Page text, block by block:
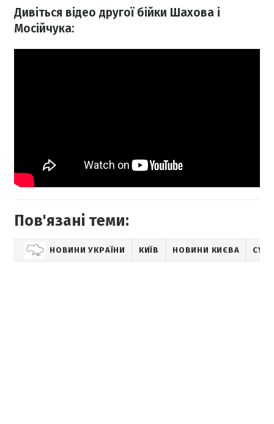
Дивіться відео другої бійки Шахова і
Мосійчука:
Пов'язані теми:
НОВИНИ УКРАЇНИ КИЇВ НОВИНИ КИЄВА